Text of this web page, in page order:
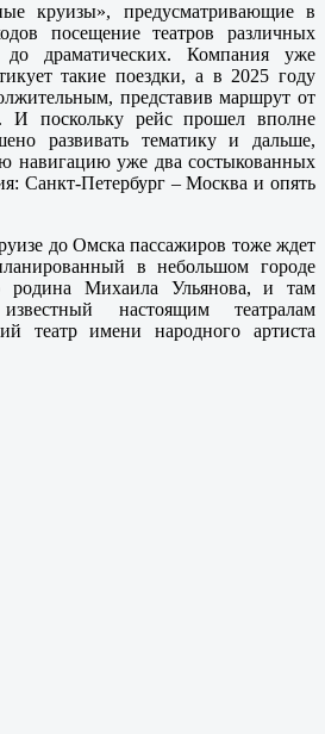
круизы», предусматривающие в
посещение театров различных
драматических. Компания уже
такие поездки, а в 2025 году
представив маршрут от
И поскольку рейс прошел вполне
развивать тематику и дальше,
навигацию уже два состыкованных
Санкт-Петербург – Москва и опять
до Омска пассажиров тоже ждет
в небольшом городе
Михаила Ульянова, и там
настоящим театралам
театр имени народного артиста